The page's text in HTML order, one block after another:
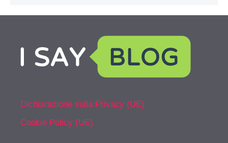
Dichiarazione sulla Privacy (UE)
Cookie Policy (UE)